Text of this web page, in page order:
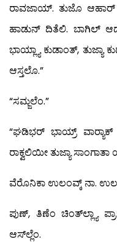
ರಾವಜಾಯ್. ತುಜೊ
ಹಾಡುನ್ ದಿತೆಲಿ. ಬಾಗಿಲ್
ಭಾಯ್ಲ್ಯಾ ಕುಡಾಂತ್, ತುಜ್ಯಾ
ಆಸ್ತಲೊ.”
“ಸಮ್ಜಲೆಂ.”
“ಘಡಿಭರ್ ಭಾಯ್ರ್
ರಾಕ್ವಲಿಯೀ ತುಜ್ಯಾ
ವೆರೊನಿಕಾ ಉಲಂವ್ಕ್ ನಾ.
ಪುಣ್, ತಿಣೆಂ ಚಿಂತ್‍ಲ್ಲ್ಯಾ
ಆಸ್‍ಲ್ಲೆಂ.